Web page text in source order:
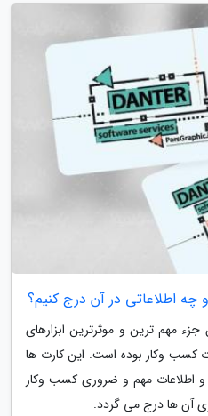
اطلاعاتی در آن درج کنیم؟
مهم ترین و موثرترین ابزارهای
کسب وکار بوده است. این کارت ها
و اطلاعات مهم و ضروری کسب وکار
آن ها درج می گردد.